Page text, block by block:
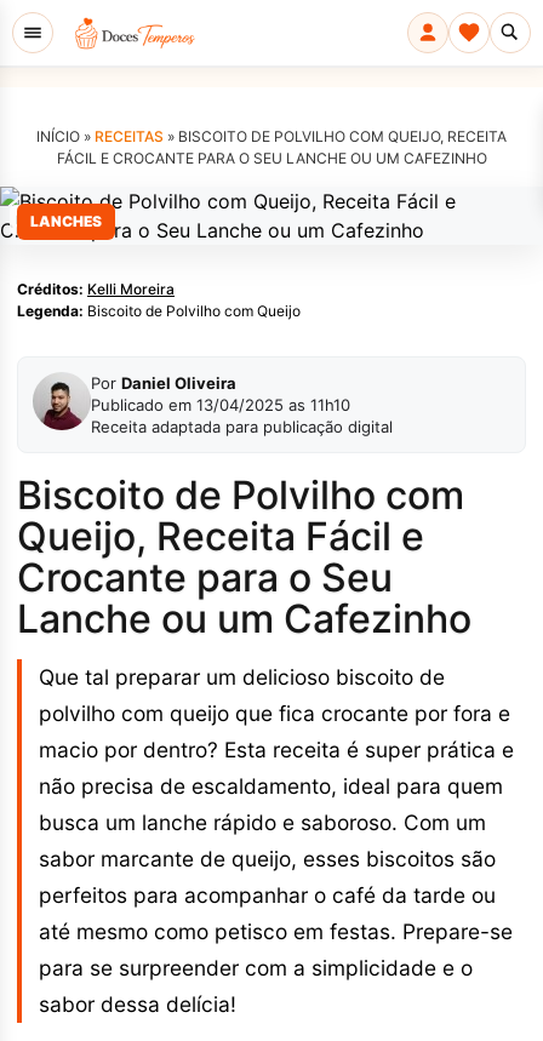
INÍCIO » RECEITAS » BISCOITO DE POLVILHO COM QUEIJO, RECEITA
FÁCIL E CROCANTE PARA O SEU LANCHE OU UM CAFEZINHO
LANCHES
Kelli Moreira
Créditos: Kelli Moreira
Legenda: Biscoito de Polvilho com Queijo
Por Daniel Oliveira
Publicado em 13/04/2025 as 11h10
Receita adaptada para publicação digital
Biscoito de Polvilho com
Queijo, Receita Fácil e
Crocante para o Seu
Lanche ou um Cafezinho
Que tal preparar um delicioso biscoito de
polvilho com queijo que fica crocante por fora e
macio por dentro? Esta receita é super prática e
não precisa de escaldamento, ideal para quem
busca um lanche rápido e saboroso. Com um
sabor marcante de queijo, esses biscoitos são
perfeitos para acompanhar o café da tarde ou
até mesmo como petisco em festas. Prepare-se
para se surpreender com a simplicidade e o
sabor dessa delícia!